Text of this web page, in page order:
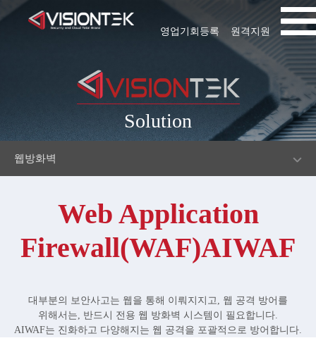
원격지원
영업기회등록
Solution
웹방화벽
Web Application
Firewall(WAF)AIWAF
대부분의 보안사고는 웹을 통해 이뤄지지고, 웹 공격 방어를
위해서는, 반드시 전용 웹 방화벽 시스템이 필요합니다.
AIWAF는 진화하고 다양해지는 웹 공격을 포괄적으로 방어합니다.